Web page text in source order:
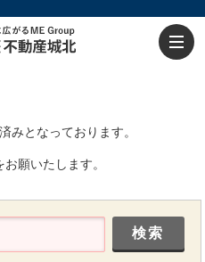
みとなっております。
願いたします。